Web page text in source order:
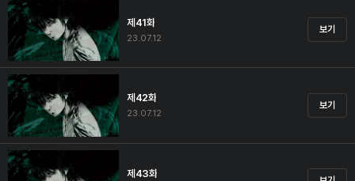
제41화
23.07.12
보기
제42화
23.07.12
보기
제43화